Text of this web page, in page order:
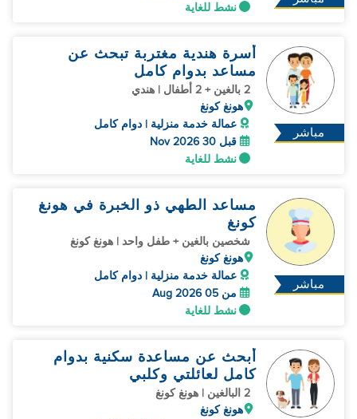
نشط للغاية
مباشر
أسرة هندية مغتربة تبحث عن
مساعد بدوام كامل
2 بالغين + 2 أطفال | هندي
هونغ كونغ
عمالة خدمة منزلية | دوام كامل
قبل 30 Nov 2026
نشط للغاية
مباشر
مساعد الطهي ذو الخبرة في هونغ
كونغ
شخصين بالغين + طفل واحد | هونغ كونغ
هونغ كونغ
عمالة خدمة منزلية | دوام كامل
من 05 Aug 2026
نشط للغاية
أبحث عن مساعدة سكنية بدوام
كامل لعائلتي وكلبي
2 البالغين | هونغ كونغ
هونغ كونغ